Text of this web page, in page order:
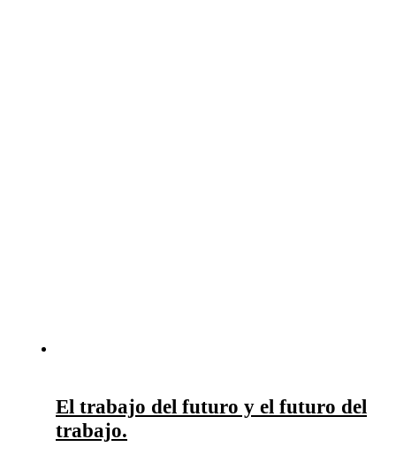
El trabajo del futuro y el futuro del
trabajo.